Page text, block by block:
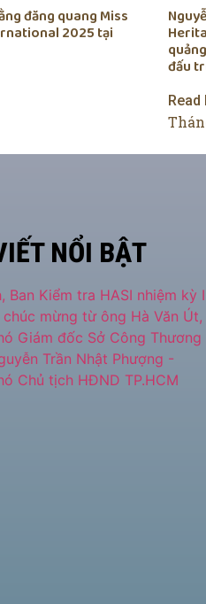
đăng quang Miss
2025 tại
đấu
NỔI BẬT